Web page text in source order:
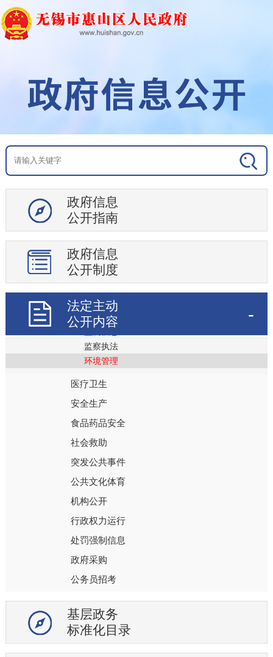
政府信息
公开指南
政府信息
公开制度
法定主动
公开内容
地区概况
政策文件
财政信息
统计信息
规划计划
监管执法
行政事业性收费
审计公开
教育信息
社会保障
生态环境
监察执法
环境管理
医疗卫生
安全生产
食品药品安全
社会救助
突发公共事件
公共文化体育
机构公开
行政权力运行
处罚强制信息
政府采购
公务员招考
重大决策预公开
重点工作
重大项目
基层政务
标准化目录